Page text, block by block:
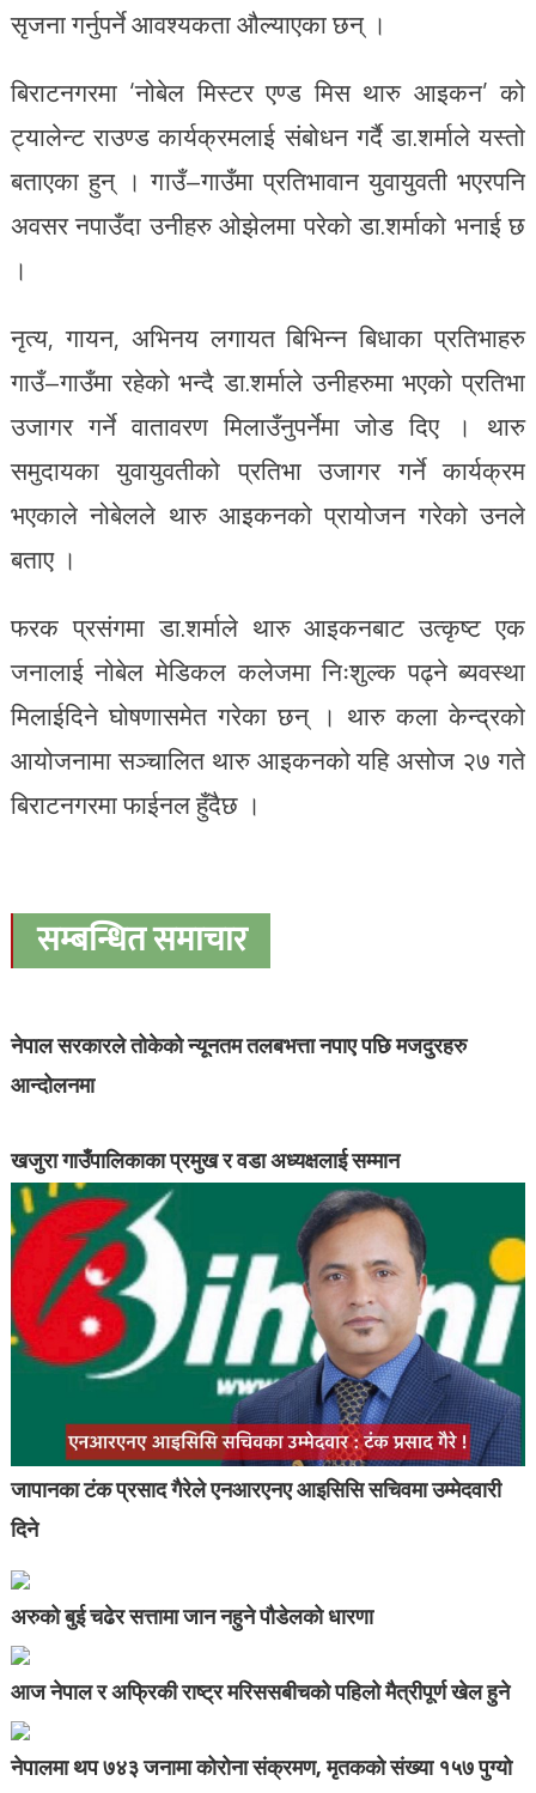
सृजना गर्नुपर्ने आवश्यकता औल्याएका छन् ।
बिराटनगरमा ‘नोबेल मिस्टर एण्ड मिस थारु आइकन’ को
ट्यालेन्ट राउण्ड कार्यक्रमलाई संबोधन गर्दै डा.शर्माले यस्तो
बताएका हुन् । गाउँ–गाउँमा प्रतिभावान युवायुवती भएरपनि
अवसर नपाउँदा उनीहरु ओझेलमा परेको डा.शर्माको भनाई छ
।
नृत्य, गायन, अभिनय लगायत बिभिन्न बिधाका प्रतिभाहरु
गाउँ–गाउँमा रहेको भन्दै डा.शर्माले उनीहरुमा भएको प्रतिभा
उजागर गर्ने वातावरण मिलाउँनुपर्नेमा जोड दिए । थारु
समुदायका युवायुवतीको प्रतिभा उजागर गर्ने कार्यक्रम
भएकाले नोबेलले थारु आइकनको प्रायोजन गरेको उनले
बताए ।
फरक प्रसंगमा डा.शर्माले थारु आइकनबाट उत्कृष्ट एक
जनालाई नोबेल मेडिकल कलेजमा निःशुल्क पढ्ने ब्यवस्था
मिलाईदिने घोषणासमेत गरेका छन् । थारु कला केन्द्रको
आयोजनामा सञ्चालित थारु आइकनको यहि असोज २७ गते
बिराटनगरमा फाईनल हुँदैछ ।
सम्बन्धित समाचार
नेपाल सरकारले तोकेको न्यूनतम तलबभत्ता नपाए पछि मजदुरहरु
आन्दोलनमा
खजुरा गाउँपालिकाका प्रमुख र वडा अध्यक्षलाई सम्मान
जापानका टंक प्रसाद गैरेले एनआरएनए आइसिसि सचिवमा उम्मेदवारी
दिने
अरुको बुई चढेर सत्तामा जान नहुने पौडेलको धारणा
आज नेपाल र अफ्रिकी राष्ट्र मरिससबीचको पहिलो मैत्रीपूर्ण खेल हुने
नेपालमा थप ७४३ जनामा कोरोना संक्रमण, मृतकको संख्या १५७ पुग्यो